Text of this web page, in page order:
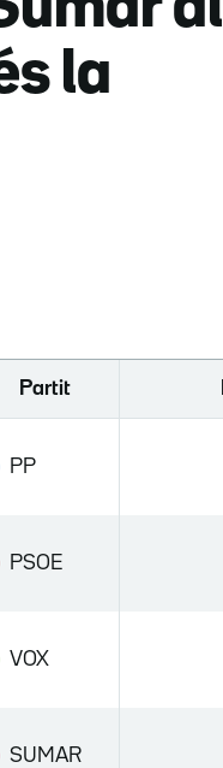
la
Partit
PP
PSOE
VOX
SUMAR